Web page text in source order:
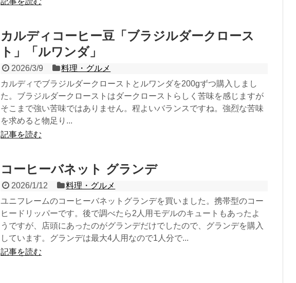
カルディコーヒー豆「ブラジルダークロース
ト」「ルワンダ」
2026/3/9
料理・グルメ
カルディでブラジルダークローストとルワンダを200gずつ購入しまし
た。ブラジルダークローストはダークローストらしく苦味を感じますが
そこまで強い苦味ではありません。程よいバランスですね。強烈な苦味
を求めると物足り...
記事を読む
コーヒーバネット グランデ
2026/1/12
料理・グルメ
ユニフレームのコーヒーバネットグランデを買いました。携帯型のコー
ヒードリッパーです。後で調べたら2人用モデルのキュートもあったよ
うですが、店頭にあったのがグランデだけでしたので、グランデを購入
しています。グランデは最大4人用なので1人分で...
記事を読む